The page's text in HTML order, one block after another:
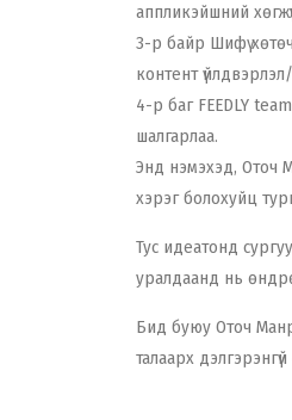
аппликэйшний
3-р байр Шифү
контент үйлдвэрлэл/
4-р баг FEEDLY
шалгарлаа.
Энд нэмэхэд, Оточ
хэрэг болохуйц
Тус идеатонд
уралдаанд нь
Бид буюу Оточ
талаарх